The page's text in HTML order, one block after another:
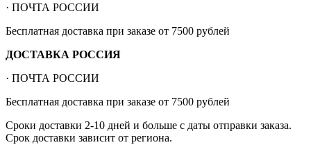
· ПОЧТА РОССИИ
Бесплатная доставка при заказе от 7500 рублей
ДОСТАВКА РОССИЯ
· ПОЧТА РОССИИ
Бесплатная доставка при заказе от 7500 рублей
Сроки доставки 2-10 дней и больше с даты отправки заказа.
Срок доставки зависит от региона.